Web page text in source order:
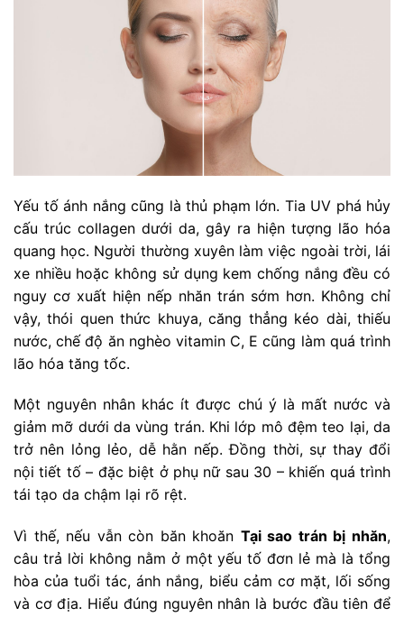
Yếu tố ánh nắng cũng là thủ phạm lớn. Tia UV phá hủy
cấu trúc collagen dưới da, gây ra hiện tượng lão hóa
quang học. Người thường xuyên làm việc ngoài trời, lái
xe nhiều hoặc không sử dụng kem chống nắng đều có
nguy cơ xuất hiện nếp nhăn trán sớm hơn. Không chỉ
vậy, thói quen thức khuya, căng thẳng kéo dài, thiếu
nước, chế độ ăn nghèo vitamin C, E cũng làm quá trình
lão hóa tăng tốc.
Một nguyên nhân khác ít được chú ý là mất nước và
giảm mỡ dưới da vùng trán. Khi lớp mô đệm teo lại, da
trở nên lỏng lẻo, dễ hằn nếp. Đồng thời, sự thay đổi
nội tiết tố – đặc biệt ở phụ nữ sau 30 – khiến quá trình
tái tạo da chậm lại rõ rệt.
Vì thế, nếu vẫn còn băn khoăn Tại sao trán bị nhăn,
câu trả lời không nằm ở một yếu tố đơn lẻ mà là tổng
hòa của tuổi tác, ánh nắng, biểu cảm cơ mặt, lối sống
và cơ địa. Hiểu đúng nguyên nhân là bước đầu tiên để